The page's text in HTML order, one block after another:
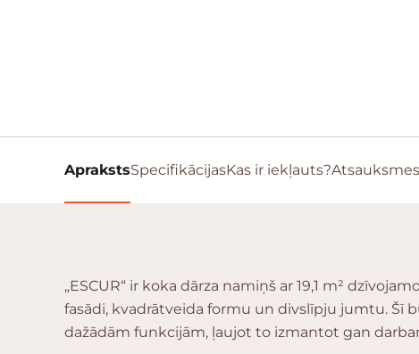
AprakstsSpecifikācijasKas ir iekļauts?Atsauksmes
„ESCUR“ ir koka dārza namiņš ar 19,1 m²
fasādi, kvadrātveida formu un divslīpju jumtu. Šī
dažādām funkcijām, ļaujot to izmantot gan